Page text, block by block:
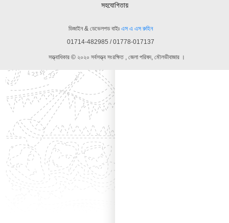
সহযোগিতায়
ডিজাইন & ডেভেলপড বাইঃ এস এ এস রুহিন
01714-482985 / 01778-017137
সত্ত্বাধিকার © ২০২০ সর্বসত্ত্ব সংরক্ষিত , জেলা পরিষদ, মৌলভীবাজার ।